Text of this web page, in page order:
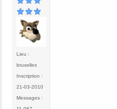
Lieu :
bruxelles
Inscription :
21-03-2010
Messages :